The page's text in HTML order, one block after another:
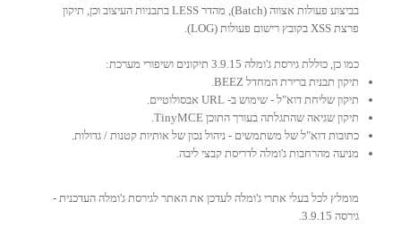
בביצוע פעולות אצווה (Batch), מהדר LESS בתבניות העיצוב וכן, תיקון
פרצת XSS בקובץ רישום פעולות (LOG).
כמו כן, כוללת גירסת ג'ומלה 3.9.15 תיקונים ושיפורי מערכת:
תיקון תבנית ברירת המחדל BEEZ.
תיקון שליחת דוא"ל - שימוש ב- URL אבסולוטיים.
תיקון שגיאה שהתגלתה בעורך התוכן TinyMCE.
כתובות דוא"ל של משתמשים - ניהול נכון של אותיות קטנות / גדולות.
מניעה מהרחבות ג'ומלה לדריסת קבצי ליבה.
מומלץ לכל בעלי אתרי ג'ומלה לעדכן את האתר לגירסת ג'ומלה העדכנית -
גירסה 3.9.15.